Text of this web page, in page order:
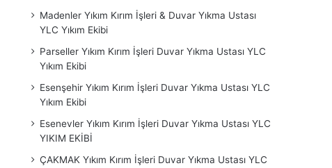
Madenler Yıkım Kırım İşleri & Duvar Yıkma Ustası
YLC Yıkım Ekibi
Parseller Yıkım Kırım İşleri Duvar Yıkma Ustası YLC
Yıkım Ekibi
Esenşehir Yıkım Kırım İşleri Duvar Yıkma Ustası YLC
Yıkım Ekibi
Esenevler Yıkım Kırım İşleri Duvar Yıkma Ustası YLC
YIKIM EKİBİ
ÇAKMAK Yıkım Kırım İşleri Duvar Yıkma Ustası YLC